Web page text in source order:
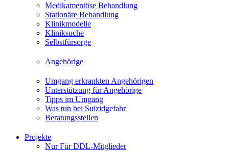
Medikamentöse Behandlung
Stationäre Behandlung
Klinikmodelle
Kliniksuche
Selbstfürsorge
Angehörige
Umgang erkrankten Angehörigen
Unterstützung für Angehörige
Tipps im Umgang
Was tun bei Suizidgefahr
Beratungsstellen
Projekte
Nur Für DDL-Mitglieder